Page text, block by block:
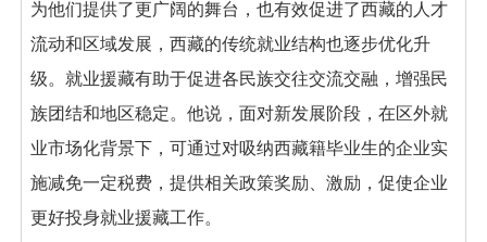
为他们提供了更广阔的舞台，也有效促进了西藏的人才
流动和区域发展，西藏的传统就业结构也逐步优化升
级。就业援藏有助于促进各民族交往交流交融，增强民
族团结和地区稳定。他说，面对新发展阶段，在区外就
业市场化背景下，可通过对吸纳西藏籍毕业生的企业实
施减免一定税费，提供相关政策奖励、激励，促使企业
更好投身就业援藏工作。